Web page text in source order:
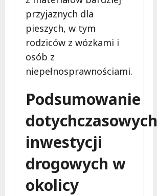
przyjaznych dla
pieszych, w tym
rodziców z wózkami i
osób z
niepełnosprawnościami.
Podsumowanie
dotychczasowych
inwestycji
drogowych w
okolicy